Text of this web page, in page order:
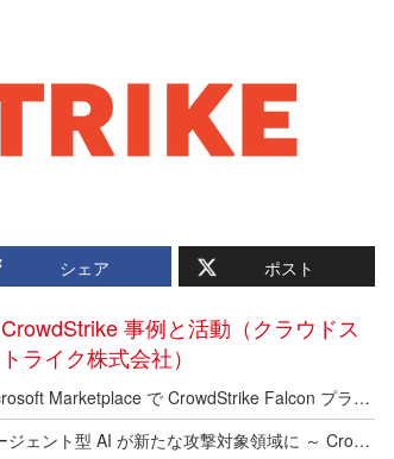
シェア ポスト
CrowdStrike 事例と活動（クラウドス
トライク株式会社）
Microsoft Marketplace で CrowdStrike Falcon プラットフォームの購入が可能に
エージェント型 AI が新たな攻撃対象領域に ～ CrowdStrike「2025年版脅威ハンティングレポート」